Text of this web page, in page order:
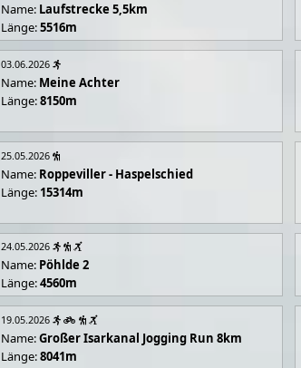
Name: Laufstrecke 5,5km
Länge:5516m
03.06.2026
Name: Meine Achter
Länge:8150m
25.05.2026
Name: Roppeviller - Haspelschied
Länge: 15314m
24.05.2026
Name: Pöhlde 2
Länge:4560m
19.05.2026
Name:Großer Isarkanal Jogging Run 8km
Länge:8041m